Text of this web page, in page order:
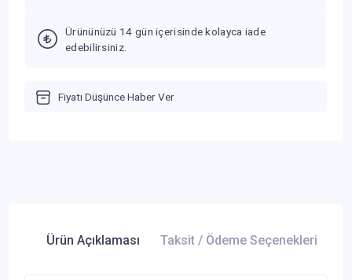
Ürününüzü 14 gün içerisinde kolayca iade
edebilirsiniz.
Fiyatı Düşünce Haber Ver
Ürün Açıklaması Taksit / Ödeme Seçenekleri